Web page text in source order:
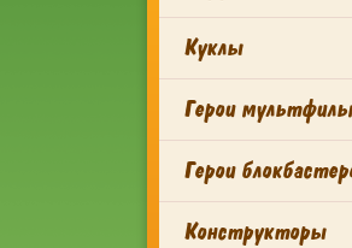
Куклы
Герои
Герои
Конструкторы